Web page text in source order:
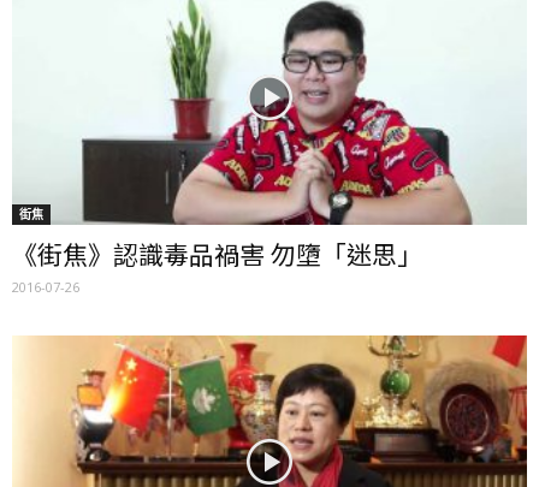
街焦
《街焦》認識毒品禍害 勿墮「迷思」
2016-07-26